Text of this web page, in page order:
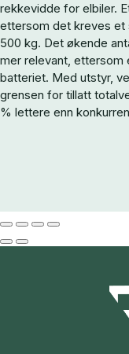
rekkevidde for elbiler.
ettersom det kreves
500 kg. Det økende
mer relevant, ettersom
batteriet. Med utstyr,
grensen for tillatt
% lettere enn